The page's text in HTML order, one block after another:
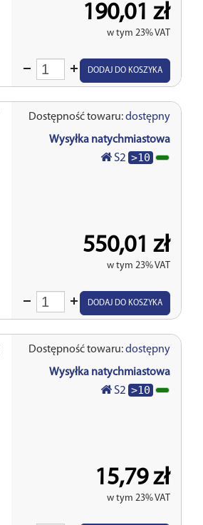
190,01 zł
w tym 23% VAT
Wprowadź
ilość
DODAJ DO KOSZYKA
Dostępność towaru:dostępny
Wysyłka natychmiastowa
S2 >10
550,01 zł
w tym 23% VAT
Wprowadź
ilość
DODAJ DO KOSZYKA
Dostępność towaru:dostępny
Wysyłka natychmiastowa
S2 >10
15,79 zł
w tym 23% VAT